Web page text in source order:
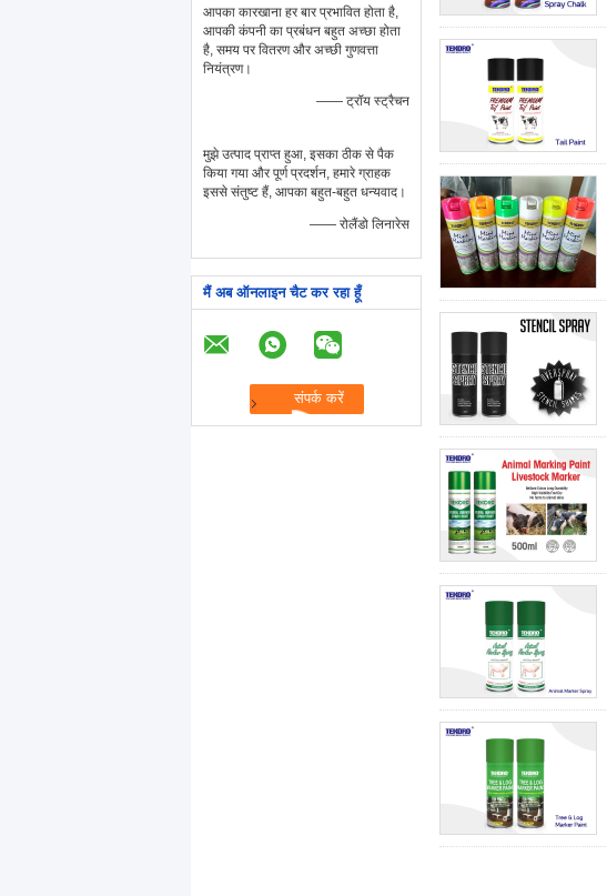
आपका कारखाना हर बार प्रभावित होता है,
आपकी कंपनी का प्रबंधन बहुत अच्छा होता
है, समय पर वितरण और अच्छी गुणवत्ता
नियंत्रण।
—— ट्रॉय स्ट्रैचन
मुझे उत्पाद प्राप्त हुआ, इसका ठीक से पैक
किया गया और पूर्ण प्रदर्शन, हमारे ग्राहक
इससे संतुष्ट हैं, आपका बहुत-बहुत धन्यवाद।
—— रोलैंडो लिनारेस
मैं अब ऑनलाइन चैट कर रहा हूँ